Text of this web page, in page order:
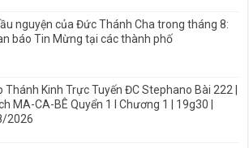
nguyện của Đức Thánh Cha trong tháng 8:
báo Tin Mừng tại các thành phố
Thánh Kinh Trực Tuyến ĐC Stephano Bài 222 |
MA-CA-BÊ Quyển 1 I Chương 1 | 19g30 |
2026